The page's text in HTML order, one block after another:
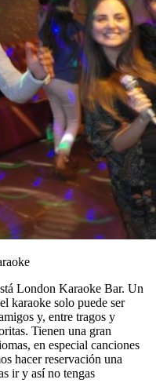
London Karaoke Bar. Un
karaoke solo puede ser
y, entre tragos y
Tienen una gran
en especial canciones
hacer reservación una
ir y así no tengas